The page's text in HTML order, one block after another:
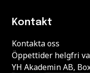
Kontakt
Kontakta oss
Öppettider helgfri
YH Akademin AB,